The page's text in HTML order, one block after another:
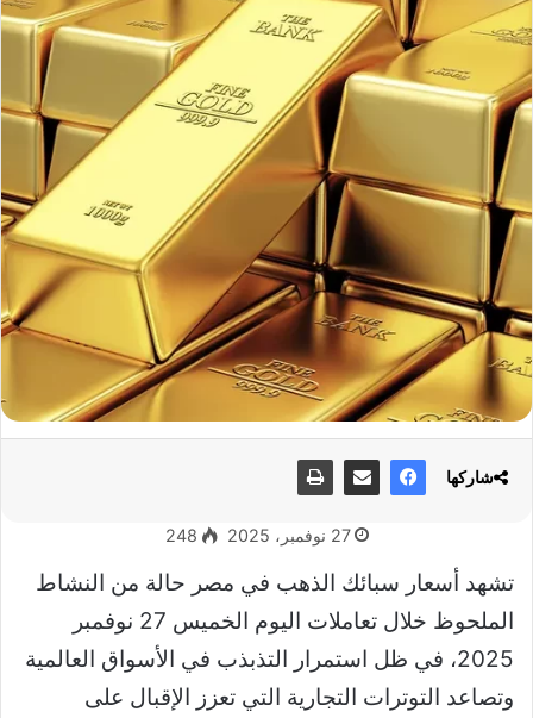
27 نوفمبر، 2025 248
تشهد أسعار سبائك الذهب في مصر حالة من النشاط
الملحوظ خلال تعاملات اليوم الخميس 27 نوفمبر
2025، في ظل استمرار التذبذب في الأسواق العالمية
وتصاعد التوترات التجارية التي تعزز الإقبال على
شاركها